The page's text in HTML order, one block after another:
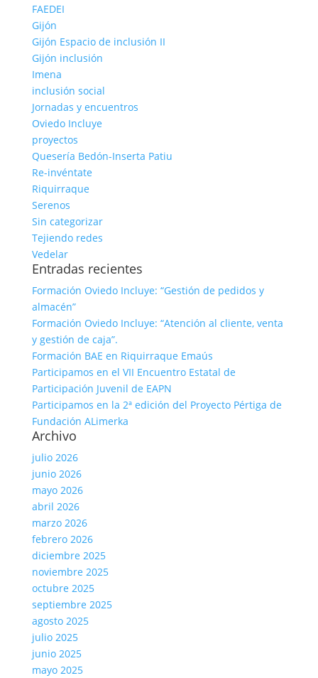
FAEDEI
Gijón
Gijón Espacio de inclusión II
Gijón inclusión
Imena
inclusión social
Jornadas y encuentros
Oviedo Incluye
proyectos
Quesería Bedón-Inserta Patiu
Re-invéntate
Riquirraque
Serenos
Sin categorizar
Tejiendo redes
Vedelar
Entradas recientes
Formación Oviedo Incluye: “Gestión de pedidos y
almacén”
Formación Oviedo Incluye: “Atención al cliente, venta
y gestión de caja”.
Formación BAE en Riquirraque Emaús
Participamos en el VII Encuentro Estatal de
Participación Juvenil de EAPN
Participamos en la 2ª edición del Proyecto Pértiga de
Fundación ALimerka
Archivo
julio 2026
junio 2026
mayo 2026
abril 2026
marzo 2026
febrero 2026
diciembre 2025
noviembre 2025
octubre 2025
septiembre 2025
agosto 2025
julio 2025
junio 2025
mayo 2025